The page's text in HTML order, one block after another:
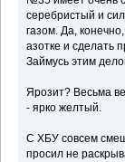
серебристый и
газом. Да,
азотке и сделать
Займусь этим
Ярозит? Весьма
- ярко желтый.
С ХБУ совсем
просил не